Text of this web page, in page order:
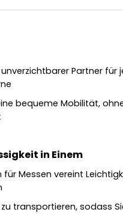
Partner für
bequeme Mobilität,
in Einem
Messen vereint
transportieren, sodass